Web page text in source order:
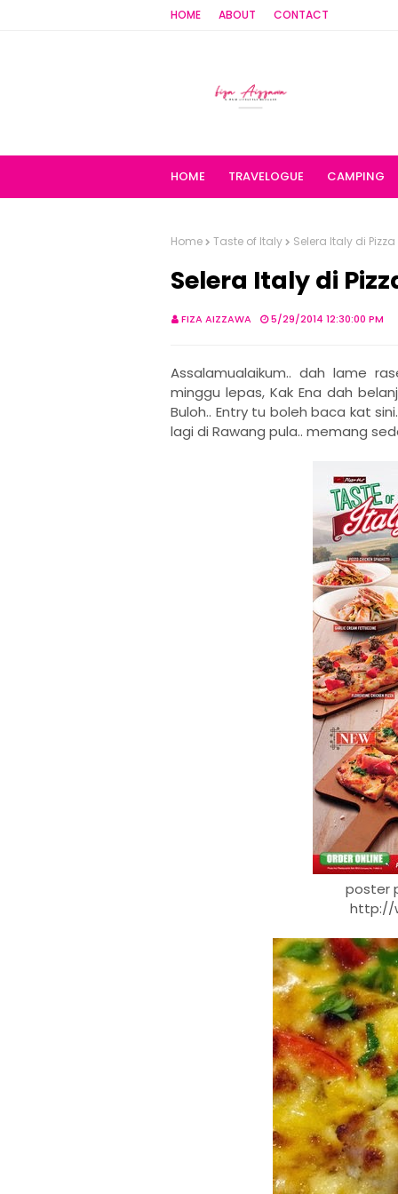
HOME ABOUT CONTACT
HOME TRAVELOGUE CAMPING
Home Taste of Italy Selera Italy di Pizza
Selera Italy di
FIZA AIZZAWA 5/29/2014 12:30:00 PM
Assalamualaikum.. dah lame
minggu lepas, Kak Ena dah
Buloh.. Entry tu boleh baca kat
lagi di Rawang pula.. memang
poster
http://